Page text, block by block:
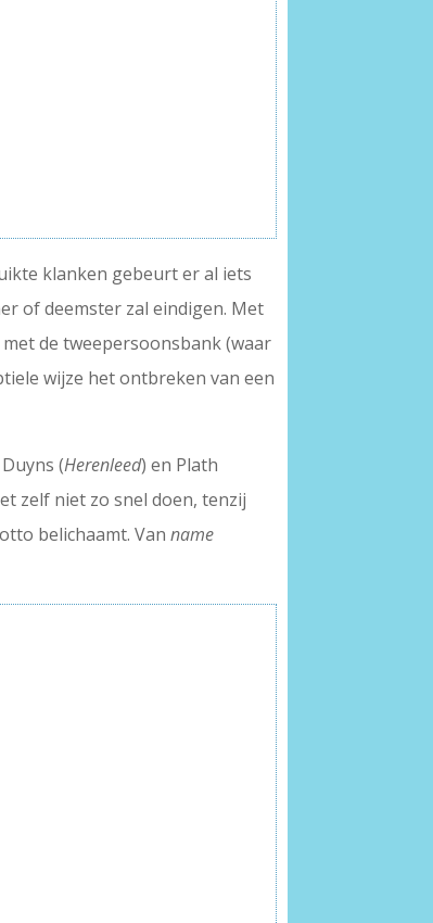
klanken gebeurt er al iets
of deemster zal eindigen. Met
de tweepersoonsbank (waar
wijze het ontbreken van een
(Herenleed) en Plath
zelf niet zo snel doen, tenzij
belichaamt. Vanname